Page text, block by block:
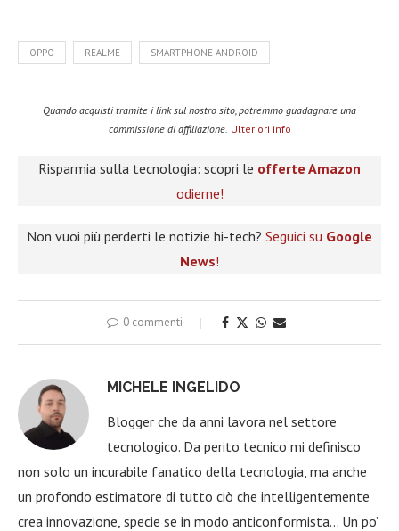
OPPO REALME SMARTPHONE ANDROID
Quando acquisti tramite i link sul nostro sito, potremmo guadagnare una
commissione di affiliazione. Ulteriori info
Risparmia sulla tecnologia: scopri le offerte Amazon
odierne!
Non vuoi più perderti le notizie hi-tech? Seguici su Google
News!
0 commenti
MICHELE INGELIDO
Blogger che da anni lavora nel settore
tecnologico. Da perito tecnico mi definisco
non solo un incurabile fanatico della tecnologia, ma anche
un profondo estimatore di tutto ciò che intelligentemente
crea innovazione, specie se in modo anticonformista… Un po’